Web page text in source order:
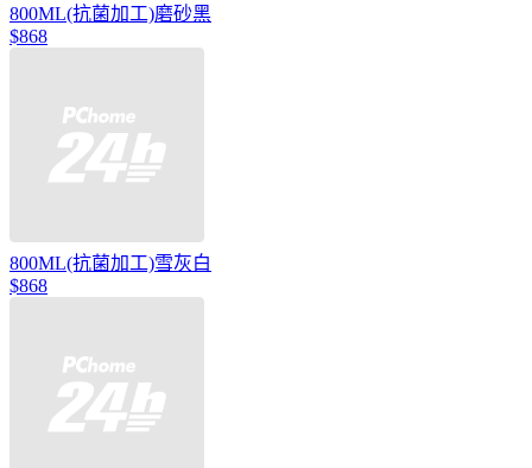
800ML(抗菌加工)磨砂黑
$868
800ML(抗菌加工)雪灰白
$868